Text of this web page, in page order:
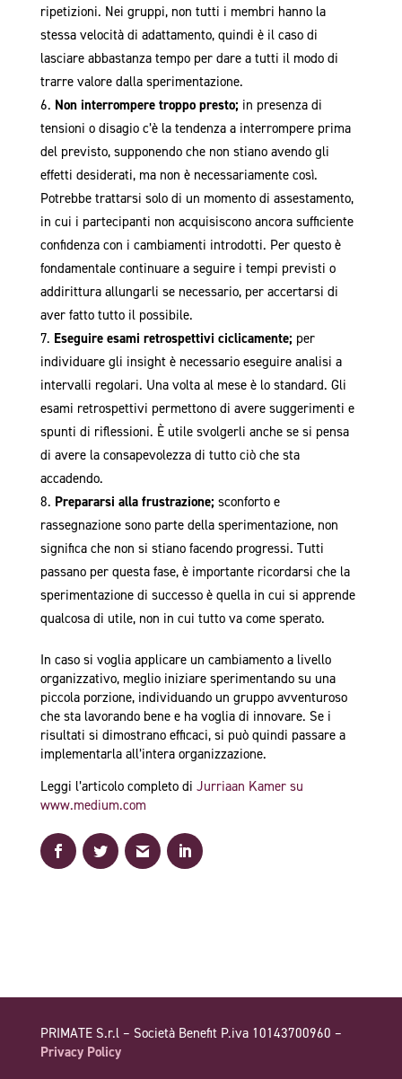
ripetizioni. Nei gruppi, non tutti i membri hanno la
stessa velocità di adattamento, quindi è il caso di
lasciare abbastanza tempo per dare a tutti il modo di
trarre valore dalla sperimentazione.
Non interrompere troppo presto; in presenza di
tensioni o disagio c’è la tendenza a interrompere prima
del previsto, supponendo che non stiano avendo gli
effetti desiderati, ma non è necessariamente così.
Potrebbe trattarsi solo di un momento di assestamento,
in cui i partecipanti non acquisiscono ancora sufficiente
confidenza con i cambiamenti introdotti. Per questo è
fondamentale continuare a seguire i tempi previsti o
addirittura allungarli se necessario, per accertarsi di
aver fatto tutto il possibile.
Eseguire esami retrospettivi ciclicamente; per
individuare gli insight è necessario eseguire analisi a
intervalli regolari. Una volta al mese è lo standard. Gli
esami retrospettivi permettono di avere suggerimenti e
spunti di riflessioni. È utile svolgerli anche se si pensa
di avere la consapevolezza di tutto ciò che sta
accadendo.
Prepararsi alla frustrazione; sconforto e
rassegnazione sono parte della sperimentazione, non
significa che non si stiano facendo progressi. Tutti
passano per questa fase, è importante ricordarsi che la
sperimentazione di successo è quella in cui si apprende
qualcosa di utile, non in cui tutto va come sperato.
In caso si voglia applicare un cambiamento a livello
organizzativo, meglio iniziare sperimentando su una
piccola porzione, individuando un gruppo avventuroso
che sta lavorando bene e ha voglia di innovare. Se i
risultati si dimostrano efficaci, si può quindi passare a
implementarla all’intera organizzazione.
Leggi l’articolo completo di Jurriaan Kamer su
www.medium.com
PRIMATE S.r.l – Società Benefit P.iva 10143700960 –
Privacy Policy